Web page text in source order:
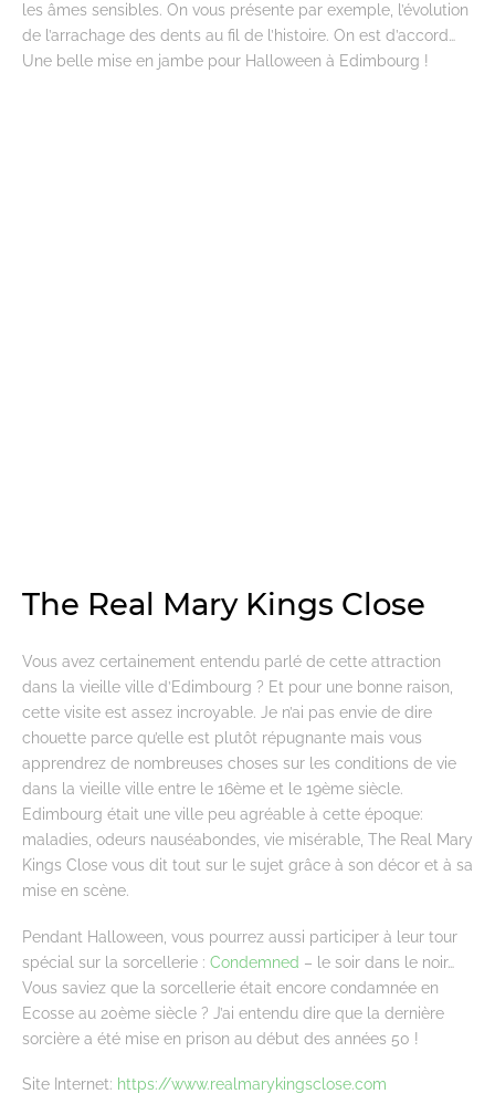
les âmes sensibles. On vous présente par exemple, l’évolution
de l’arrachage des dents au fil de l’histoire. On est d’accord…
Une belle mise en jambe pour Halloween à Edimbourg !
The Real Mary Kings Close
Vous avez certainement entendu parlé de cette attraction
dans la vieille ville d’Edimbourg ? Et pour une bonne raison,
cette visite est assez incroyable. Je n’ai pas envie de dire
chouette parce qu’elle est plutôt répugnante mais vous
apprendrez de nombreuses choses sur les conditions de vie
dans la vieille ville entre le 16ème et le 19ème siècle.
Edimbourg était une ville peu agréable à cette époque:
maladies, odeurs nauséabondes, vie misérable, The Real Mary
Kings Close vous dit tout sur le sujet grâce à son décor et à sa
mise en scène.
Pendant Halloween, vous pourrez aussi participer à leur tour
spécial sur la sorcellerie : Condemned – le soir dans le noir…
Vous saviez que la sorcellerie était encore condamnée en
Ecosse au 20ème siècle ? J’ai entendu dire que la dernière
sorcière a été mise en prison au début des années 50 !
Site Internet: https://www.realmarykingsclose.com